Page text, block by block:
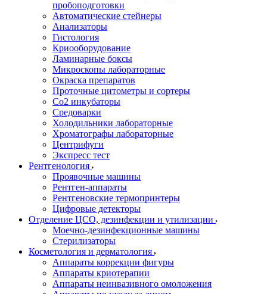
пробоподготовки
Автоматические стейнеры
Анализаторы
Гистология
Криооборудование
Ламинарные боксы
Микроскопы лабораторные
Окраска препаратов
Проточные цитометры и сортеры
Со2 инкубаторы
Средоварки
Холодильники лабораторные
Хроматографы лабораторные
Центрифуги
Экспресс тест
Рентгенология
Проявочные машины
Рентген-аппараты
Рентгеновские термопринтеры
Цифровые детекторы
Отделение ЦСО, дезинфекции и утилизации
Моечно-дезинфекционные машины
Стерилизаторы
Косметология и дерматология
Аппараты коррекции фигуры
Аппараты криотерапии
Аппараты неинвазивного омоложения